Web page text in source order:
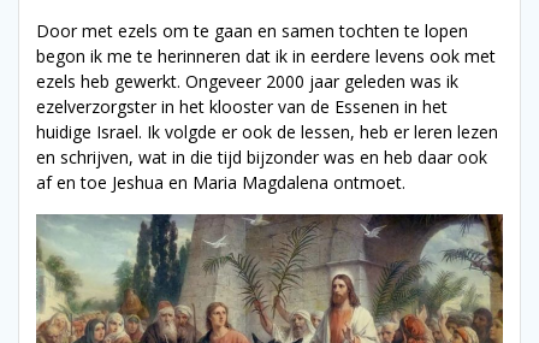
Door met ezels om te gaan en samen tochten te lopen
begon ik me te herinneren dat ik in eerdere levens ook met
ezels heb gewerkt. Ongeveer 2000 jaar geleden was ik
ezelverzorgster in het klooster van de Essenen in het
huidige Israel. Ik volgde er ook de lessen, heb er leren lezen
en schrijven, wat in die tijd bijzonder was en heb daar ook
af en toe Jeshua en Maria Magdalena ontmoet.